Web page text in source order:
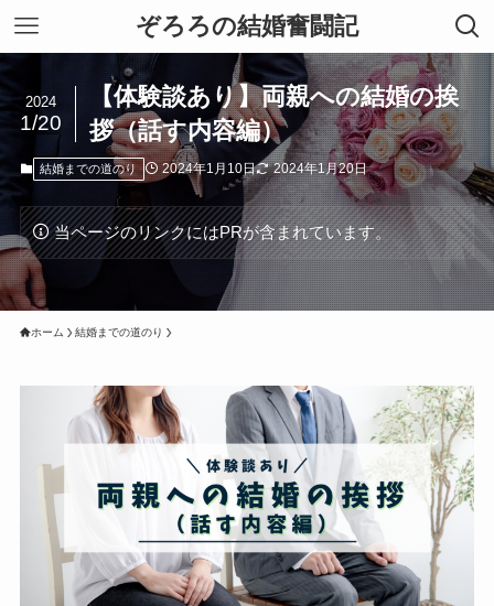
ぞろろの結婚奮闘記
【体験談あり】両親への結婚の挨
拶（話す内容編）
2024
1/20
結婚までの道のり 2024年1月10日 2024年1月20日
当ページのリンクにはPRが含まれています。
ホーム 結婚までの道のり